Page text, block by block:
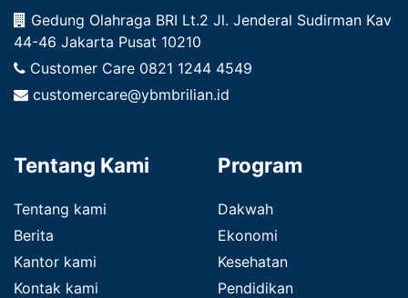
Gedung Olahraga BRI Lt.2 Jl. Jenderal Sudirman Kav
44-46 Jakarta Pusat 10210
Customer Care 0821 1244 4549
customercare@ybmbrilian.id
Tentang Kami
Tentang kami
Berita
Kantor kami
Kontak kami
Program
Dakwah
Ekonomi
Kesehatan
Pendidikan